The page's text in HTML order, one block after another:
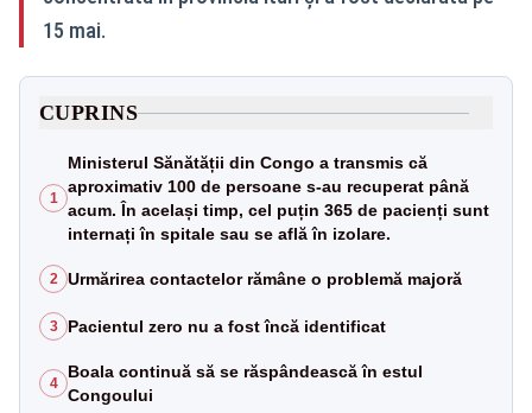
15 mai.
CUPRINS
1
Ministerul Sănătății din Congo a transmis că
aproximativ 100 de persoane s-au recuperat până
acum. În același timp, cel puțin 365 de pacienți sunt
internați în spitale sau se află în izolare.
2 Urmărirea contactelor rămâne o problemă majoră
3 Pacientul zero nu a fost încă identificat
4
Boala continuă să se răspândească în estul
Congoului